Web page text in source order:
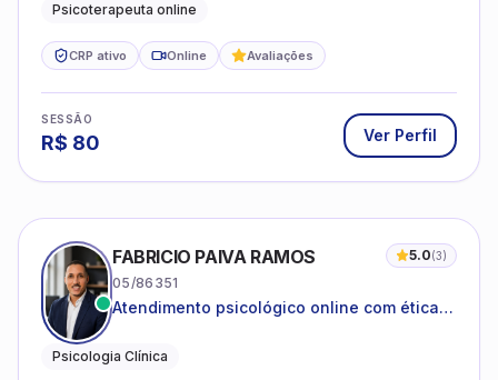
Psicoterapeuta online
CRP ativo Online Avaliações
SESSÃO
R$ 80 Ver Perfil
FABRICIO PAIVA RAMOS 5.0(3)
05/86351
Atendimento psicológico online com ética,
Psicologia Clínica